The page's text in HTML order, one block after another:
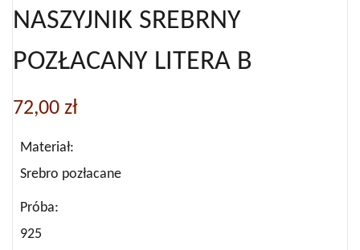
NASZYJNIK SREBRNY
POZŁACANY LITERA B
72,00 zł
Materiał
Srebro pozłacane
Próba
925